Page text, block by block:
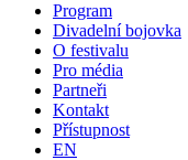
Program
Divadelní bojovka
O festivalu
Pro média
Partneři
Kontakt
Přístupnost
EN